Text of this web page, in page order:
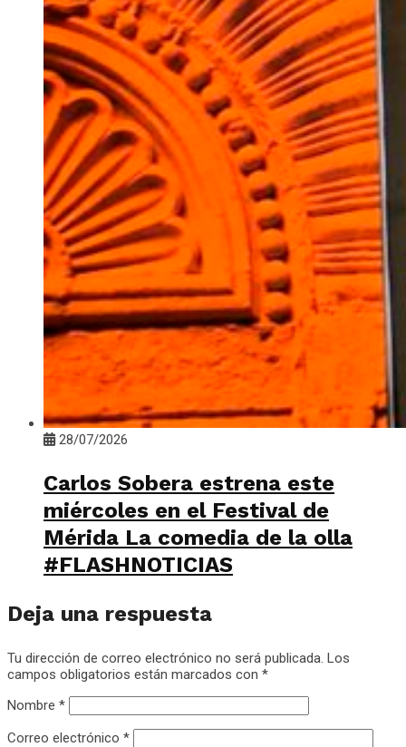
28/07/2026
Carlos Sobera estrena este
miércoles en el Festival de
Mérida La comedia de la olla
#FLASHNOTICIAS
Deja una respuesta
Tu dirección de correo electrónico no será publicada. Los
campos obligatorios están marcados con *
Nombre *
Correo electrónico *